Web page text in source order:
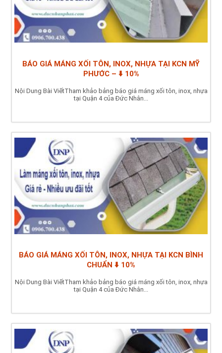
BÁO GIÁ MÁNG XỐI TÔN, INOX, NHỰA TẠI KCN MỸ
PHƯỚC – ⬇️ 10%
Nội Dung Bài ViếtTham khảo bảng báo giá máng xối tôn, inox, nhựa
tại Quận 4 của Đức Nhân...
BÁO GIÁ MÁNG XỐI TÔN, INOX, NHỰA TẠI KCN BÌNH
CHUẨN ⬇️ 10%
Nội Dung Bài ViếtTham khảo bảng báo giá máng xối tôn, inox, nhựa
tại Quận 4 của Đức Nhân...